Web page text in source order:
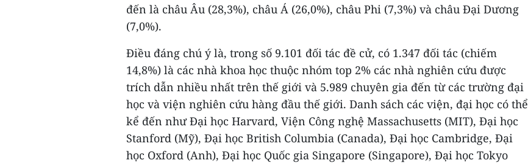
đến là châu Âu (28,3%), châu Á (26,0%), châu Phi (7,3%) và châu Đại Dương
(7,0%).
Điều đáng chú ý là, trong số 9.101 đối tác đề cử, có 1.347 đối tác (chiếm
14,8%) là các nhà khoa học thuộc nhóm top 2% các nhà nghiên cứu được
trích dẫn nhiều nhất trên thế giới và 5.989 chuyên gia đến từ các trường đại
học và viện nghiên cứu hàng đầu thế giới. Danh sách các viện, đại học có thể
kể đến như Đại học Harvard, Viện Công nghệ Massachusetts (MIT), Đại học
Stanford (Mỹ), Đại học British Columbia (Canada), Đại học Cambridge, Đại
học Oxford (Anh), Đại học Quốc gia Singapore (Singapore), Đại học Tokyo